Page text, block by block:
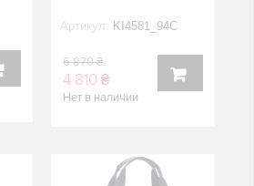
Артикул: KI4581_94C
6 870 ₴
4 810 ₴
Нет в наличии